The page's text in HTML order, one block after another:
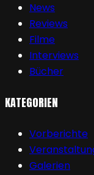
News
Reviews
Filme
Interviews
Bücher
KATEGORIEN
Vorberichte
Galerien